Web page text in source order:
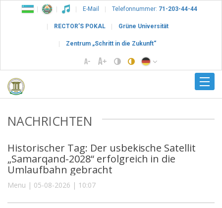
E-Mail Telefonnummer: 71-203-44-44
RECTOR’S POKAL Grüne Universität
Zentrum „Schritt in die Zukunft“
NACHRICHTEN
Historischer Tag: Der usbekische Satellit
„Samarqand-2028“ erfolgreich in die
Umlaufbahn gebracht
Menu | 05-08-2026 | 10:07